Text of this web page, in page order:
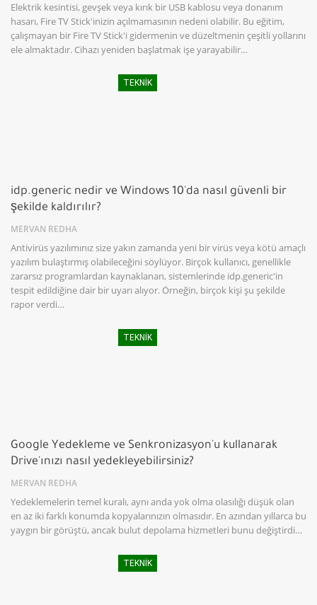
Elektrik kesintisi, gevşek veya kırık bir USB kablosu veya donanım
hasarı, Fire TV Stick'inizin açılmamasının nedeni olabilir. Bu eğitim,
çalışmayan bir Fire TV Stick'i gidermenin ve düzeltmenin çeşitli yollarını
ele almaktadır. Cihazı yeniden başlatmak işe yarayabilir…
TEKNIK
idp.generic nedir ve Windows 10'da nasıl güvenli bir
şekilde kaldırılır?
MERVAN REDHA
Antivirüs yazılımınız size yakın zamanda yeni bir virüs veya kötü amaçlı
yazılım bulaştırmış olabileceğini söylüyor. Birçok kullanıcı, genellikle
zararsız programlardan kaynaklanan, sistemlerinde idp.generic'in
tespit edildiğine dair bir uyarı alıyor. Örneğin, birçok kişi şu şekilde
rapor verdi…
TEKNIK
Google Yedekleme ve Senkronizasyon'u kullanarak
Drive'ınızı nasıl yedekleyebilirsiniz?
MERVAN REDHA
Yedeklemelerin temel kuralı, aynı anda yok olma olasılığı düşük olan
en az iki farklı konumda kopyalarınızın olmasıdır. En azından yıllarca bu
yaygın bir görüştü, ancak bulut depolama hizmetleri bunu değiştirdi…
TEKNIK